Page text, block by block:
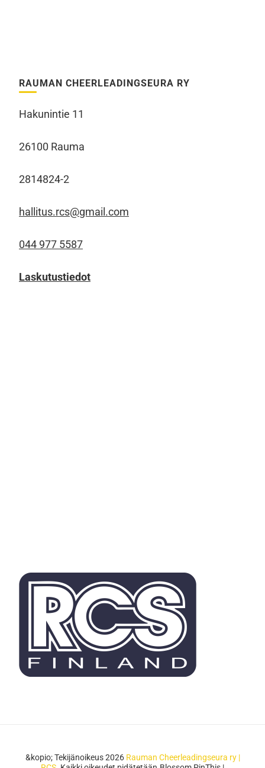
RAUMAN CHEERLEADINGSEURA RY
Hakunintie 11
26100 Rauma
2814824-2
hallitus.rcs@gmail.com
044 977 5587
Laskutustiedot
&kopio; Tekijänoikeus 2026 Rauman Cheerleadingseura ry |